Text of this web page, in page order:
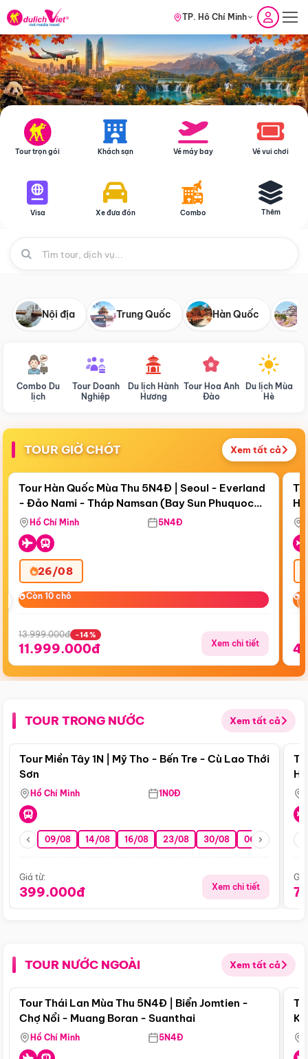
TP. Hồ Chí Minh
Tour trọn gói Khách sạn Vé máy bay Vé vui chơi
Visa Xe đưa đón Combo Thêm
Nội địa Trung Quốc Hàn Quốc
Combo Du
lịch
Tour Doanh
Nghiệp
Du lịch Hành
Hương
Tour Hoa Anh
Đào
Du lịch Mùa
Hè
TOUR GIỜ CHÓT Xem tất cả
Còn19 ngày 13:20:12
Điểm nổi bật
Tour Hàn Quốc Mùa Thu 5N4Đ | Seoul - Everland
- Đảo Nami - Tháp Namsan (Bay Sun Phuquoc
Airways)
Hồ Chí Minh 5N4Đ
26/08
Còn 10 chỗ
Còn 10 chỗ
13.999.000đ -14%
11.999.000đ Xem chi tiết
TOUR TRONG NƯỚC Xem tất cả
Điểm nổi bật
Tour Miền Tây 1N | Mỹ Tho - Bến Tre - Cù Lao Thới
Sơn
Hồ Chí Minh 1N0Đ
09/08 14/08 16/08 23/08 30/08 06/09 13/09
Giá từ:
399.000đ Xem chi tiết
TOUR NƯỚC NGOÀI Xem tất cả
Điểm nổi bật
Tour Thái Lan Mùa Thu 5N4Đ | Biển Jomtien -
Chợ Nổi - Muang Boran - Suanthai
Hồ Chí Minh 5N4Đ